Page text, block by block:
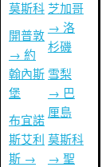
莫斯科
開普敦
→ 約
翰內斯
堡
布宜諾
斯艾利
斯 →
芝加哥
→ 洛
杉磯
雪梨
→ 巴
厘島
莫斯科
→ 聖